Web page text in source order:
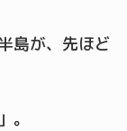
島が、先ほど
。